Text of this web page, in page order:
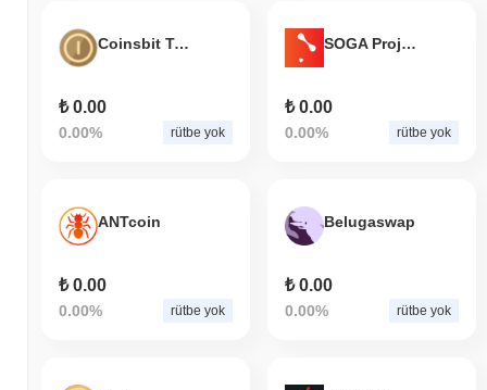
Coinsbit Token
₺ 0.00
0.00% rütbe yok
SOGA Project
₺ 0.00
0.00% rütbe yok
ANTcoin
₺ 0.00
0.00% rütbe yok
Belugaswap
₺ 0.00
0.00% rütbe yok